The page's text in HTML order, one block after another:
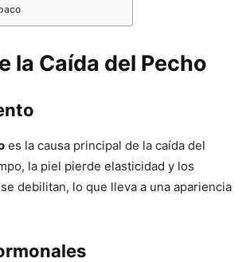
la Caída del Pecho
es la causa principal de la caída del
la piel pierde elasticidad y los
debilitan, lo que lleva a una apariencia